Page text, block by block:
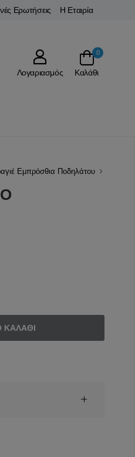
Ερωτήσεις Η Εταιρία
Λογαριασμός
0
Καλάθι
Εμπρόσθια Ποδηλάτου
ΚΑΛΆΘΙ